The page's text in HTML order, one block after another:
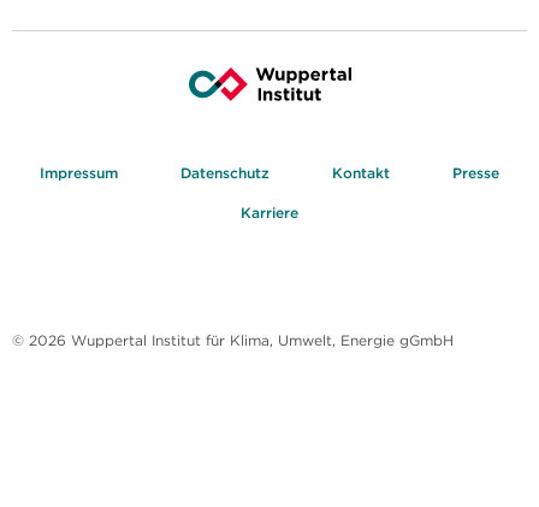
Impressum Datenschutz Kontakt Presse
Karriere
© 2026 Wuppertal Institut für Klima, Umwelt, Energie gGmbH